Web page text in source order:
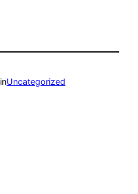
inUncategorized